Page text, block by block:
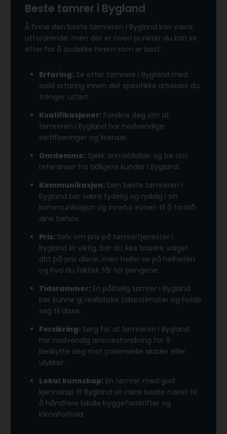
Beste tømrer i Bygland
Å finne den beste tømreren i Bygland kan være
utfordrende, men det er noen punkter du kan se
etter for å avdekke hvem som er best:
Erfaring: Se etter tømrere i Bygland med
solid erfaring innen det spesifikke arbeidet du
trenger utført.
Kvalifikasjoner: Forsikre deg om at
tømreren i Bygland har nødvendige
sertifiseringer og lisenser.
Omdømme: Sjekk anmeldelser og be om
referanser fra tidligere kunder i Bygland.
Kommunikasjon: Den beste tømreren i
Bygland bør være tydelig og ryddig i sin
kommunikasjon og inneha evnen til å forstå
dine behov.
Pris: Selv om pris på tømrertjenester i
Bygland er viktig, bør du ikke basere valget
ditt på pris alene, men heller se på helheten
og hva du faktisk får for pengene.
Tidsrammer: En pålitelig tømrer i Bygland
bør kunne gi realistiske tidsestimater og holde
seg til disse.
Forsikring: Sørg for at tømreren i Bygland
har nødvendig ansvarsforsikring for å
beskytte deg mot potensielle skader eller
ulykker.
Lokal kunnskap: En tømrer med god
kjennskap til Bygland vil være bedre rustet til
å håndtere lokale byggeforskrifter og
klimaforhold.